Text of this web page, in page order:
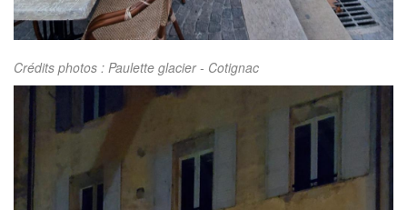
Crédits photos : Paulette glacier - Cotignac